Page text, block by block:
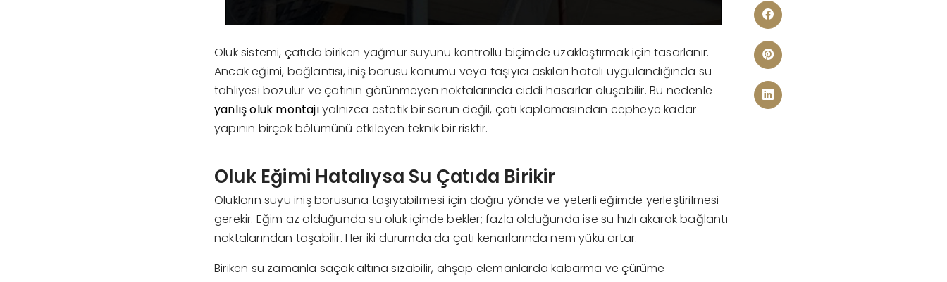
Oluk sistemi, çatıda biriken yağmur suyunu kontrollü biçimde uzaklaştırmak için tasarlanır.
Ancak eğimi, bağlantısı, iniş borusu konumu veya taşıyıcı askıları hatalı uygulandığında su
tahliyesi bozulur ve çatının görünmeyen noktalarında ciddi hasarlar oluşabilir. Bu nedenle
yanlış oluk montajıyalnızca estetik bir sorun değil, çatı kaplamasından cepheye kadar
yapının birçok bölümünü etkileyen teknik bir risktir.
Oluk Eğimi Hatalıysa Su Çatıda Birikir
Olukların suyu iniş borusuna taşıyabilmesi için doğru yönde ve yeterli eğimde yerleştirilmesi
gerekir. Eğim az olduğunda su oluk içinde bekler; fazla olduğunda ise su hızlı akarak bağlantı
noktalarından taşabilir. Her iki durumda da çatı kenarlarında nem yükü artar.
Biriken su zamanla saçak altına sızabilir, ahşap elemanlarda kabarma ve çürüme